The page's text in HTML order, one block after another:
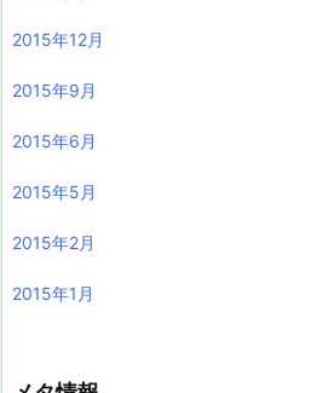
2015年12月
2015年9月
2015年6月
2015年5月
2015年2月
2015年1月